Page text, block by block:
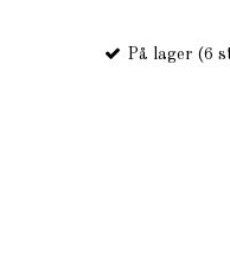
På lager (6